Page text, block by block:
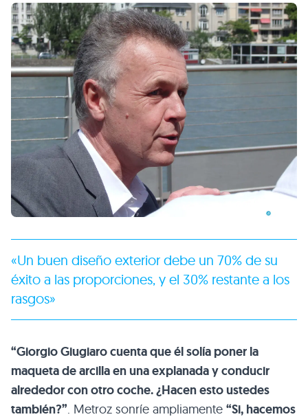
«Un buen diseño exterior debe un 70% de su
éxito a las proporciones, y el 30% restante a los
rasgos»
“Giorgio Giugiaro cuenta que él solía poner la
maqueta de arcilla en una explanada y conducir
alrededor con otro coche. ¿Hacen esto ustedes
también?”. Metroz sonríe ampliamente “Si, hacemos